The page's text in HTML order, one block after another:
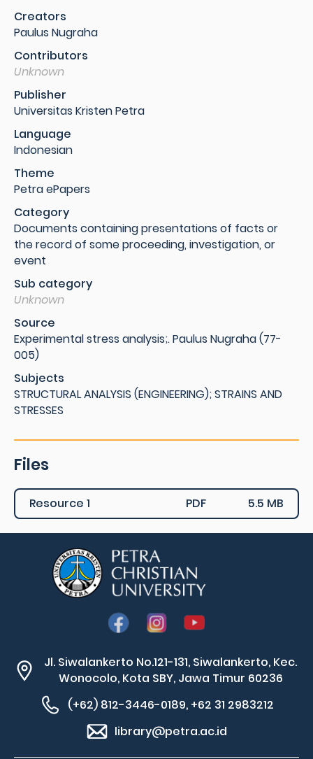
Creators
Paulus Nugraha
Contributors
Unknown
Publisher
Universitas Kristen Petra
Language
Indonesian
Theme
Petra ePapers
Category
Documents containing presentations of facts or
the record of some proceeding, investigation, or
event
Sub category
Unknown
Source
Experimental stress analysis;. Paulus Nugraha (77-
005)
Subjects
STRUCTURAL ANALYSIS (ENGINEERING); STRAINS AND
STRESSES
Files
Resource 1 PDF 5.5 MB
Jl. Siwalankerto No.121-131, Siwalankerto, Kec.
Wonocolo, Kota SBY, Jawa Timur 60236
(+62) 812-3446-0189, +62 31 2983212
library@petra.ac.id